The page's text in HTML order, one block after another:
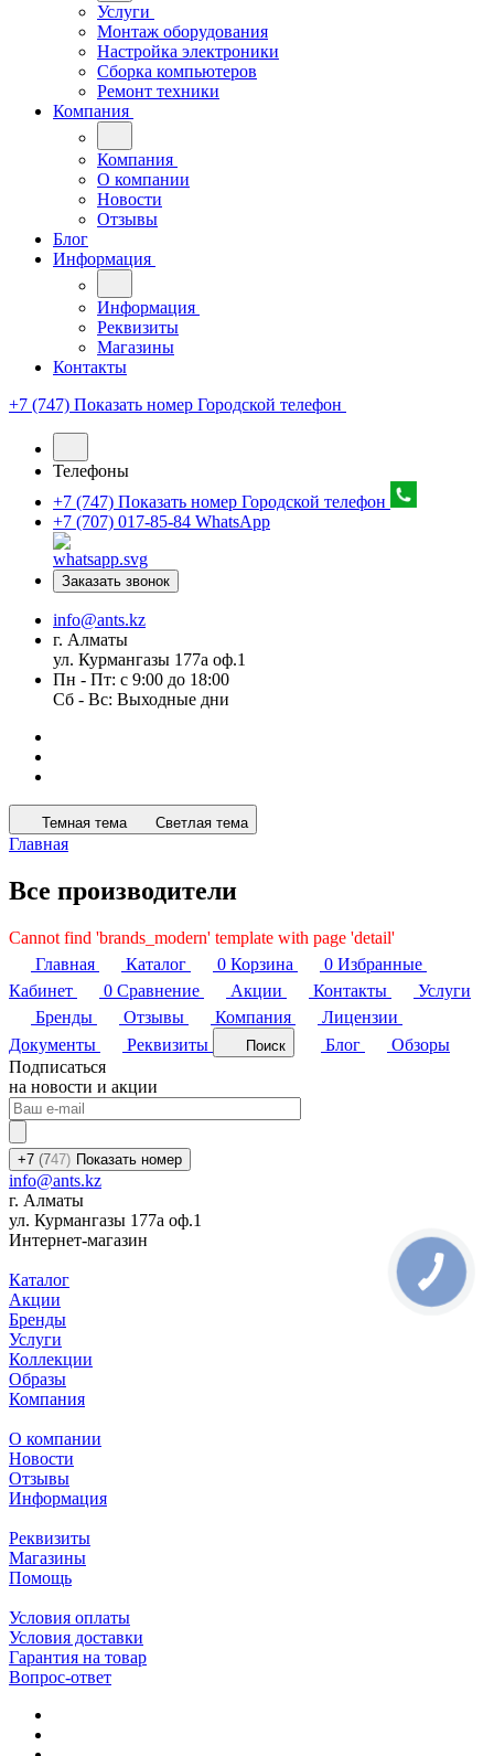
Услуги
Монтаж оборудования
Настройка электроники
Сборка компьютеров
Ремонт техники
Компания
Компания
О компании
Новости
Отзывы
Блог
Информация
Информация
Реквизиты
Магазины
Контакты
+7 (747) Показать номер Городской телефон
Телефоны
+7 (747) Показать номер Городской телефон
+7 (707) 017-85-84 WhatsApp
Заказать звонок
info@ants.kz
г. Алматы
ул. Курмангазы 177а оф.1
Пн - Пт: с 9:00 до 18:00
Сб - Вс: Выходные дни
Темная тема Светлая тема
Главная
Все производители
Cannot find 'brands_modern' template with page 'detail'
Главная
Каталог 0 Корзина 0 Избранные
Кабинет
0 Сравнение Акции Контакты
Услуги
Бренды
Отзывы Компания
Лицензии
Документы
Реквизиты Поиск Блог
Обзоры
Подписаться
на новости и акции
+7 (747) Показать номер
info@ants.kz
г. Алматы
ул. Курмангазы 177а оф.1
Интернет-магазин
Каталог
Акции
Бренды
Услуги
Коллекции
Образы
Компания
О компании
Новости
Отзывы
Информация
Реквизиты
Магазины
Помощь
Условия оплаты
Условия доставки
Гарантия на товар
Вопрос-ответ